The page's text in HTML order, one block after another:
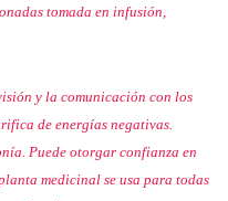
tomada en infusión,
y la comunicación con los
de energías negativas.
Puede otorgar confianza en
medicinal se usa para todas